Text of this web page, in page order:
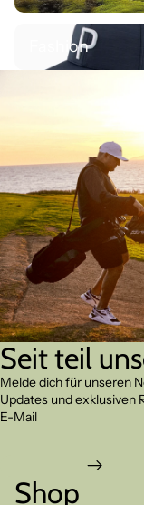
Fashion
Seit teil
Melde dich für unseren
Updates und exklusiven
E-Mail
Shop